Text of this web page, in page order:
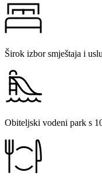
Širok izbor smještaja i
Obiteljski vodeni park s